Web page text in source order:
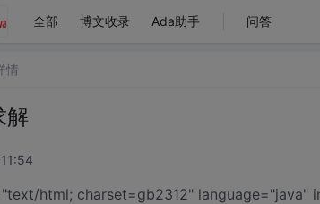
全部 博文收录 Ada助手 问答
情
解
html; charset=gb2312" language="java"